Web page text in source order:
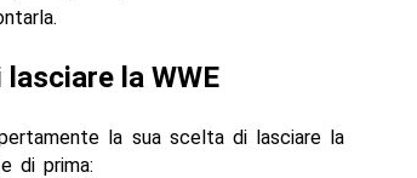
la WWE
la sua scelta di lasciare la
di prima: